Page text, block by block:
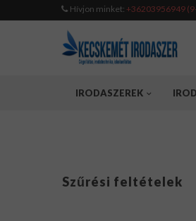
Hívjon minket: +36203956949
IRODASZEREK
Szűrési feltételek